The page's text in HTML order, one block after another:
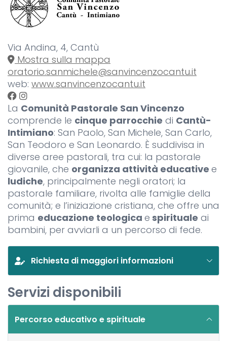
Via Andina, 4, Cantù
Mostra sulla mappa
oratorio.sanmichele@sanvincenzocantu.it
web: www.sanvincenzocantu.it
La Comunità Pastorale San Vincenzo
comprende le cinque parrocchie di Cantù-
Intimiano: San Paolo, San Michele, San Carlo,
San Teodoro e San Leonardo. È suddivisa in
diverse aree pastorali, tra cui: la pastorale
giovanile, che organizza attività educative e
ludiche, principalmente negli oratori; la
pastorale familiare, rivolta alle famiglie della
comunità; e l’iniziazione cristiana, che offre una
prima educazione teologica e spirituale ai
bambini, per avviarli a un percorso di fede.
Richiesta di maggiori informazioni
Servizi disponibili
Percorso educativo e spirituale